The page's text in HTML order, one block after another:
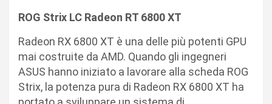
ROG Strix LC Radeon RT 6800 XT
Radeon RX 6800 XT è una delle più potenti GPU
mai costruite da AMD. Quando gli ingegneri
ASUS hanno iniziato a lavorare alla scheda ROG
Strix, la potenza pura di Radeon RX 6800 XT ha